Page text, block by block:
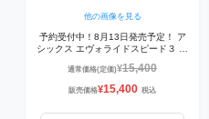
他の画像を見る
予約受付中！8月13日発売予定！ ア
シックス エヴォライドスピード３ ワ
1011B968-401 ランニングシューズ
AQUARIUM/WHITE
通常価格(定価)¥15,400
販売価格¥15,400 税込